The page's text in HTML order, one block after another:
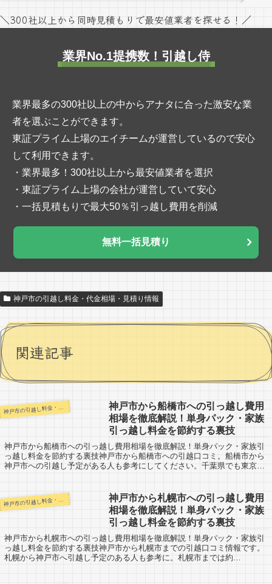
＼300社以上から同時見積もりで最安値業者を探せる！／
業界No.1提携数！引越し侍
業界最多の300社以上の中からアナタに合った激安な業
者を選ぶことができます。
東証プライム上場のエイチームが運営しているので安心
して利用できます。
・業界最多！300社以上から最安値業者を選択
・東証プライム上場の会社が運営していて安心
・一括見積もりで最大50％引っ越し費用を削減
無料一括見積り
神戸市の引越し料金・代金相場・見積り情報
関連記事
神 戸市の引越し料金・代金相場・見積り情報
神戸市から船橋市への引っ越し費用
相場を徹底解説！単身パック・家族
引っ越し料金を節約する裏技
神戸市から船橋市への引っ越し費用相場を徹底解説！単身パック・家族引
っ越し料金を節約する裏技神戸市から船橋市への引越口コミ。船橋市から
神戸市への引越し予定がある人も参考にしてください。千葉県でも東京寄
神
神戸市から札幌市への引っ越し費用
相場を徹底解説！単身パック・家族
引っ越し料金を節約する裏技
神戸市から札幌市への引っ越し費用相場を徹底解説！単身パック・家族引
っ越し料金を節約する裏技神戸市から札幌市までの引越口コミ情報です。
札幌から神戸市へ引越し予定のある人も参考に。札幌市までは約